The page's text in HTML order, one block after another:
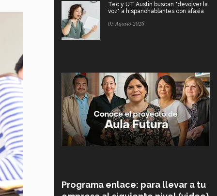
Tec y UT Austin buscan "devolver la
voz" a hispanohablantes con afasia
05 Agosto 2026
Programa enlace: para llevar a tu